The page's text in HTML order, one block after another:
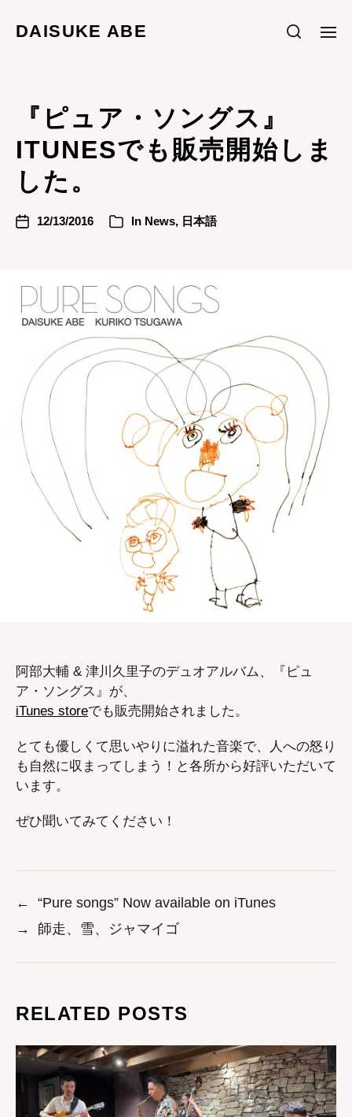
DAISUKE ABE
『ピュア・ソングス』
ITUNESでも販売開始しま
した。
12/13/2016 In News, 日本語
阿部大輔 & 津川久里子のデュオアルバム、『ピュ
ア・ソングス』が、
iTunes storeでも販売開始されました。
とても優しくて思いやりに溢れた音楽で、人への怒り
も自然に収まってしまう！と各所から好評いただいて
います。
ぜひ聞いてみてください！
←
“Pure songs” Now available on iTunes
→
師走、雪、ジャマイゴ
RELATED POSTS